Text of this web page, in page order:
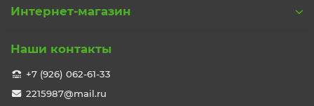
Интернет-магазин
Наши контакты
+7 (926) 062-61-33
2215987@mail.ru